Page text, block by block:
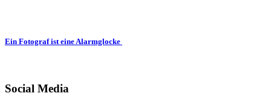
Ein Fotograf ist eine Alarmglocke
Social Media